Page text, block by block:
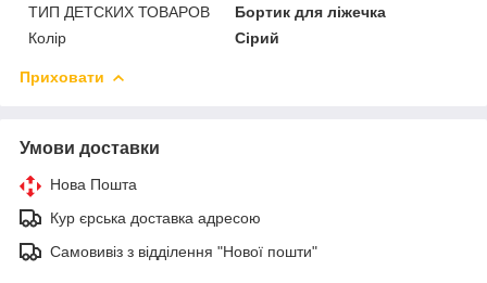
ТИП ДЕТСКИХ ТОВАРОВ
Бортик для ліжечка
Колір
Сірий
Приховати
Умови доставки
Нова Пошта
Кур єрська доставка адресою
Самовивіз з відділення "Нової пошти"